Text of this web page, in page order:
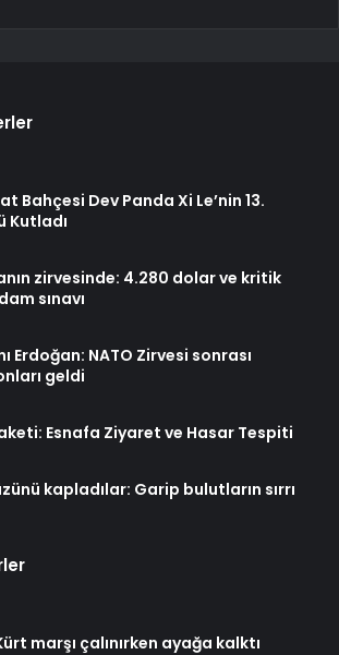
Bahçesi Dev Panda Xi Le’nin 13.
Kutladı
zirvesinde: 4.280 dolar ve kritik
sınavı
Erdoğan: NATO Zirvesi sonrası
geldi
Esnafa Ziyaret ve Hasar Tespiti
kapladılar: Garip bulutların sırrı
marşı çalınırken ayağa kalktı